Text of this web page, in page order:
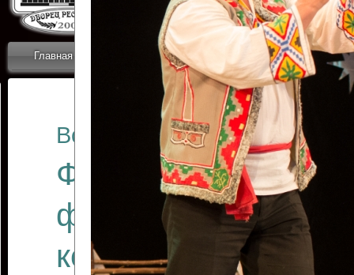
Главная Приветствие Коллективы Новости
ОТЧЕТЫ ГКЦ
Все отчеты
Финал
фестиваля
коллективов